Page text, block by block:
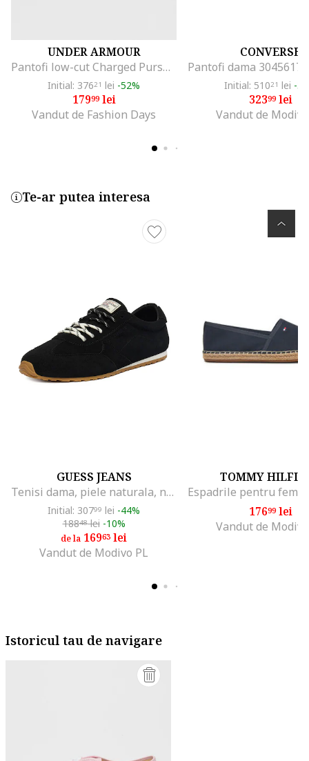
UNDER ARMOUR
Pantofi low-cut Charged Pursuit 4 pentru alergare, Roz pal
Initial: 37621 lei -52%
17999lei
Vandut de Fashion Days
CONVERSE
Initial: 51021 lei -
32399lei
Vandut de
Te-ar putea interesa
GUESS JEANS
Tenisi dama, piele naturala, negru
Initial: 30799 lei -44%
18848lei -10%
de la 16963lei
Vandut de Modivo PL
TOMMY
17699lei
Vandut de
Istoricul tau de navigare